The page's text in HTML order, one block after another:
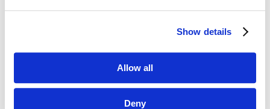
Show details
Allow all
Deny
91-811 Łódź
 questus@questus.pl